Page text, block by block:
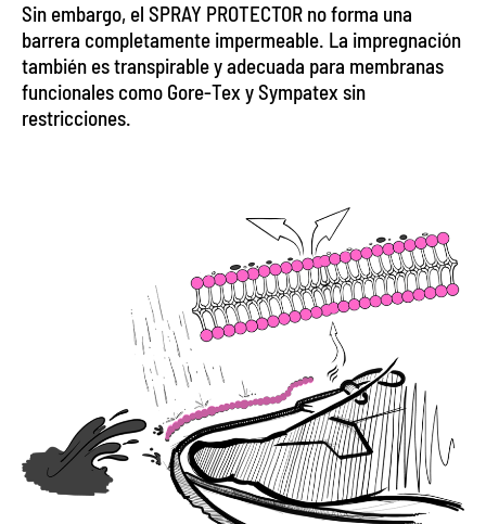
Sin embargo, el SPRAY PROTECTOR no forma una
barrera completamente impermeable. La impregnación
también es transpirable y adecuada para membranas
funcionales como Gore-Tex y Sympatex sin
restricciones.